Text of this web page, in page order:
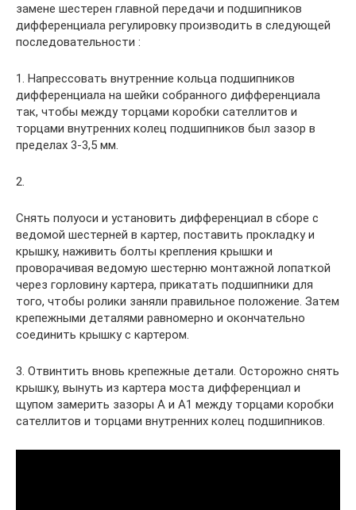
замене шестерен главной передачи и подшипников
дифференциала регулировку производить в следующей
последовательности :
1. Напрессовать внутренние кольца подшипников
дифференциала на шейки собранного дифференциала
так, чтобы между торцами коробки сателлитов и
торцами внутренних колец подшипников был зазор в
пределах 3-3,5 мм.
2.
Снять полуоси и установить дифференциал в сборе с
ведомой шестерней в картер, поставить прокладку и
крышку, наживить болты крепления крышки и
проворачивая ведомую шестерню монтажной лопаткой
через горловину картера, прикатать подшипники для
того, чтобы ролики заняли правильное положение. Затем
крепежными деталями равномерно и окончательно
соединить крышку с картером.
3. Отвинтить вновь крепежные детали. Осторожно снять
крышку, вынуть из картера моста дифференциал и
щупом замерить зазоры А и А1 между торцами коробки
сателлитов и торцами внутренних колец подшипников.